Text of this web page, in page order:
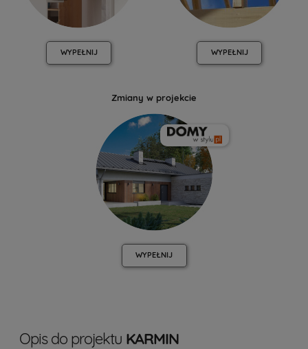
WYPEŁNIJ WYPEŁNIJ
Zmiany w projekcie
WYPEŁNIJ
Opis do projektu KARMIN